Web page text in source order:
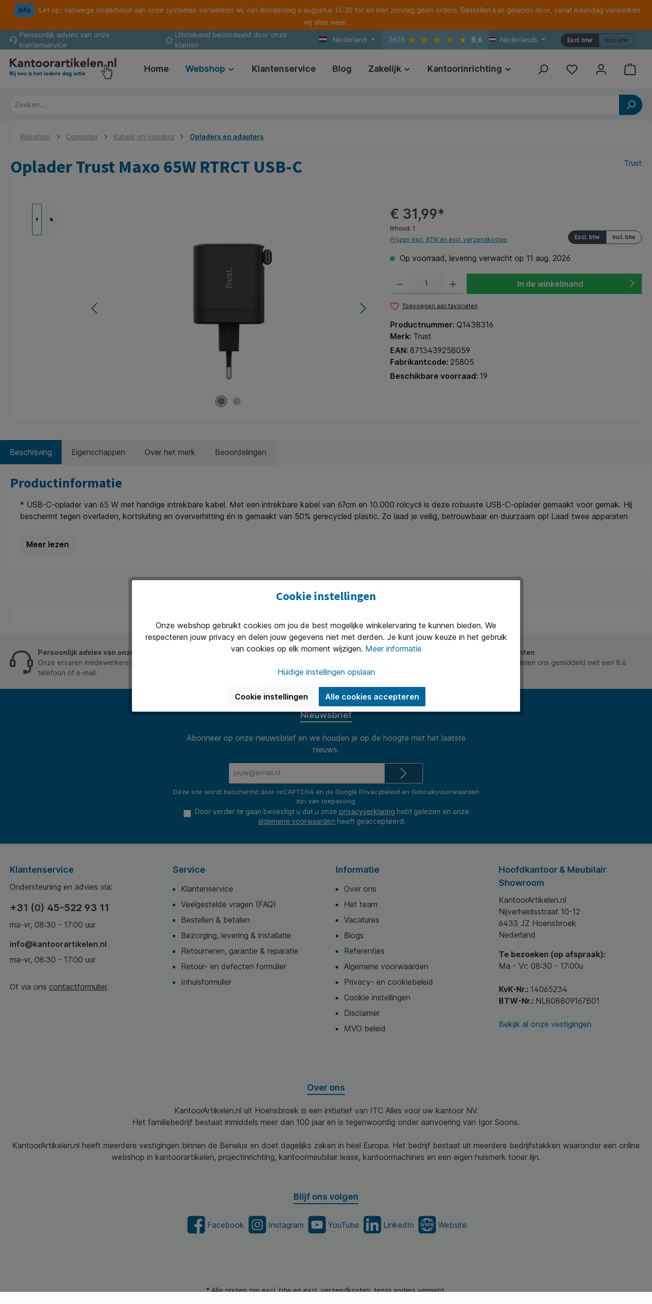
Ga naar de hoofdnavigatie
Info
Let op: vanwege onderhoud aan onze systemen verwerken wij van donderdag 6 augustus 14:30 tot en met zondag géén orders. Bestellen kan gewoon door, vanaf maandag verwerken
wij alles weer.
Persoonlijk advies van onze
klantenservice
Uitstekend beoordeeld door onze
klanten
Nederland 2605 8,6 Nederlands Incl. btw
Excl. btw
Home Webshop Klantenservice Blog Zakelijk Kantoorinrichting Print Referenties
Webshop Computer Kabels en voeding Opladers en adapters
Oplader Trust Maxo 65W RTRCT USB-C Trust
€ 31,99*
Inhoud: 1
Incl. btw
Excl. btw
Prijzen excl. BTW en excl. verzendkosten
Op voorraad, levering verwacht op 11 aug. 2026
In de winkelmand
Toevoegen aan favorieten
Productnummer: Q1438316
Merk: Trust
EAN: 8713439258059
Fabrikantcode: 25805
Beschikbare voorraad: 19
Beschrijving Eigenschappen Over het merk Beoordelingen
Productinformatie
* USB-C-oplader van 65 W met handige intrekbare kabel. Met een intrekbare kabel van 67cm en 10.000 rolcycli is deze robuuste USB-C-oplader gemaakt voor gemak. Hij
beschermt tegen overladen, kortsluiting en oververhitting én is gemaakt van 50% gerecycled plastic. Zo laad je veilig, betrouwbaar en duurzaam op! Laad twee apparaten
op. Supersimpel!
Persoonlijk advies van onze klantenservice
Onze ervaren medewerkers staan je graag op werkdagen van 8.30 tot 17.00 te woord per
telefoon of e-mail.
Uitstekend beoordeeld door onze klanten
Onze klanten waarderen ons en beoordelen ons gemiddeld met een 8.6
Nieuwsbrief
Abonneer op onze nieuwsbrief en we houden je op de hoogte met het laatste
nieuws.
Deze site wordt beschermd door reCAPTCHA en de Google Privacybeleid en Gebruiksvoorwaarden
zijn van toepassing.
Door verder te gaan bevestigt u dat u onze privacyverklaring hebt gelezen en onze
algemene voorwaarden heeft geaccepteerd.
Klantenservice
Ondersteuning en advies via:
+31 (0) 45-522 93 11
ma-vr, 08:30 - 17:00 uur
info@kantoorartikelen.nl
ma-vr, 08:30 - 17:00 uur
Of via ons contactformulier.
Service
Klantenservice
Veelgestelde vragen (FAQ)
Bestellen & betalen
Bezorging, levering & installatie
Retourneren, garantie & reparatie
Retour- en defecten formulier
Inhuisformulier
Informatie
Over ons
Het team
Vacatures
Blogs
Referenties
Algemene voorwaarden
Privacy- en cookiebeleid
Cookie instellingen
Disclaimer
MVO beleid
Hoofdkantoor & Meubilair
Showroom
KantoorArtikelen.nl
Nijverheidsstraat 10-12
6433 JZ Hoensbroek
Nederland
Te bezoeken (op afspraak):
Ma - Vr: 08:30 - 17:00u
KvK-Nr.: 14065234
BTW-Nr.: NL808809167B01
Bekijk al onze vestigingen
Over ons
KantoorArtikelen.nl uit Hoensbroek is een initiatief van ITC Alles voor uw kantoor NV.
Het familiebedrijf bestaat inmiddels meer dan 100 jaar en is tegenwoordig onder aanvoering van Igor Soons.
KantoorArtikelen.nl heeft meerdere vestigingen binnen de Benelux en doet dagelijks zaken in heel Europa. Het bedrijf bestaat uit meerdere bedrijfstakken waaronder een online
webshop in kantoorartikelen, projectinrichting, kantoormeubilair lease, kantoormachines en een eigen huismerk toner lijn.
Blijf ons volgen
Facebook Instagram YouTube LinkedIn Website
* Alle prijzen zijn excl. btw en excl. verzendkosten, tenzij anders vermeld.
Cookie instellingen
Onze webshop gebruikt cookies om jou de best mogelijke winkelervaring te kunnen bieden. We
respecteren jouw privacy en delen jouw gegevens niet met derden. Je kunt jouw keuze in het gebruik
van cookies op elk moment wijzigen. Meer informatie
Huidige instellingen opslaan
Cookie instellingen Alle cookies accepteren